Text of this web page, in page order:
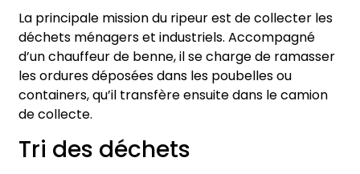
La principale mission du ripeur est de collecter les
déchets ménagers et industriels. Accompagné
d’un chauffeur de benne, il se charge de ramasser
les ordures déposées dans les poubelles ou
containers, qu’il transfère ensuite dans le camion
de collecte.
Tri des déchets